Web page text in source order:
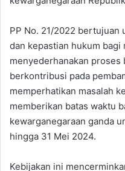
PP No. 21/2022
dan kepastian hukum
menyederhanakan proses
berkontribusi pada
memperhatikan masalah
memberikan batas waktu
kewarganegaraan ganda
hingga 31 Mei 2024.
Kebijakan ini